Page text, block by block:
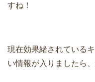
すね！
現在効果緒されている
い情報が入りましたら